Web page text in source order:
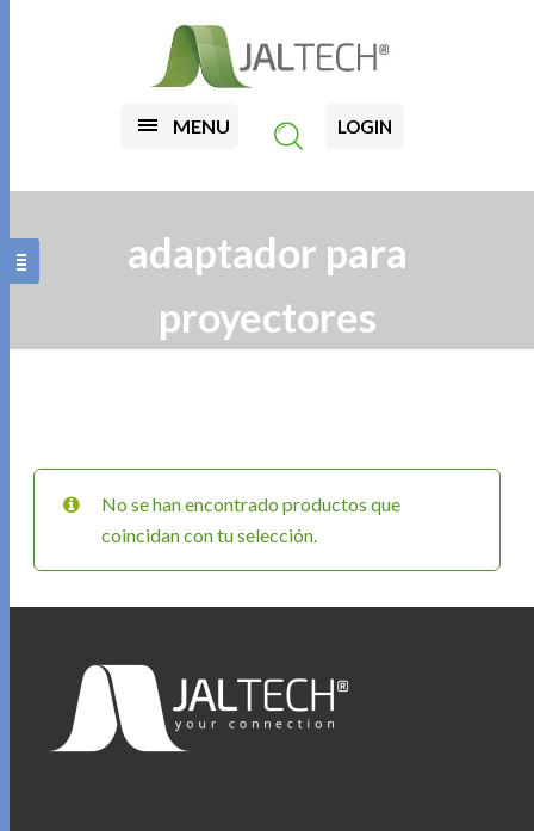
MENU LOGIN
adaptador para
proyectores
No se han encontrado productos que
coincidan con tu selección.